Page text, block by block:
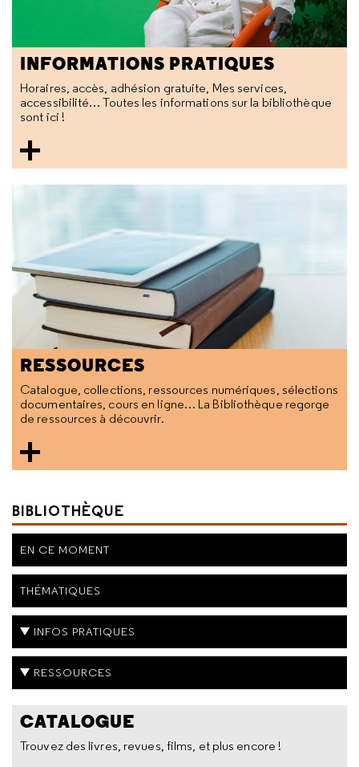
INFORMATIONS PRATIQUES
Horaires, accès, adhésion gratuite, Mes services,
accessibilité… Toutes les informations sur la bibliothèque
sont ici !
RESSOURCES
Catalogue, collections, ressources numériques, sélections
documentaires, cours en ligne… La Bibliothèque regorge
de ressources à découvrir.
BIBLIOTHÈQUE
EN CE MOMENT
THÉMATIQUES
INFOS PRATIQUES
RESSOURCES
CATALOGUE
Trouvez des livres, revues, films, et plus encore !